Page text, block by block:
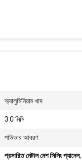
অ্যালুমিনিয়াম খাদ
3.0 মিমি
পাউডার আবরণ
প্রসারিত মেটাল মেশ সিলিং প্যানেল,